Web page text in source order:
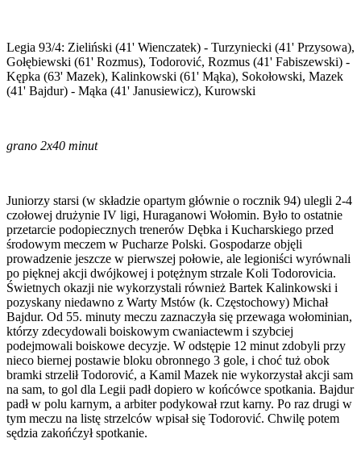
Legia 93/4: Zieliński (41' Wienczatek) - Turzyniecki (41' Przysowa),
Gołębiewski (61' Rozmus), Todorović, Rozmus (41' Fabiszewski) -
Kępka (63' Mazek), Kalinkowski (61' Mąka), Sokołowski, Mazek
(41' Bajdur) - Mąka (41' Janusiewicz), Kurowski
grano 2x40 minut
Juniorzy starsi (w składzie opartym głównie o rocznik 94) ulegli 2-4
czołowej drużynie IV ligi, Huraganowi Wołomin. Było to ostatnie
przetarcie podopiecznych trenerów Dębka i Kucharskiego przed
środowym meczem w Pucharze Polski. Gospodarze objęli
prowadzenie jeszcze w pierwszej połowie, ale legioniści wyrównali
po pięknej akcji dwójkowej i potężnym strzale Koli Todorovicia.
Świetnych okazji nie wykorzystali również Bartek Kalinkowski i
pozyskany niedawno z Warty Mstów (k. Częstochowy) Michał
Bajdur. Od 55. minuty meczu zaznaczyła się przewaga wołominian,
którzy zdecydowali boiskowym cwaniactewm i szybciej
podejmowali boiskowe decyzje. W odstępie 12 minut zdobyli przy
nieco biernej postawie bloku obronnego 3 gole, i choć tuż obok
bramki strzelił Todorović, a Kamil Mazek nie wykorzystał akcji sam
na sam, to gol dla Legii padł dopiero w końcówce spotkania. Bajdur
padł w polu karnym, a arbiter podykował rzut karny. Po raz drugi w
tym meczu na listę strzelców wpisał się Todorović. Chwilę potem
sędzia zakońćzył spotkanie.